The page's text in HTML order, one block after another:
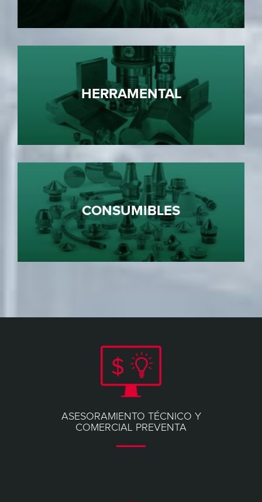
HERRAMENTAL
CONSUMIBLES
ASESORAMIENTO TÉCNICO Y
COMERCIAL PREVENTA